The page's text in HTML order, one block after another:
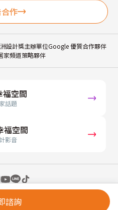
諮詢
作
設計獎主辦單位Google 優質合作夥伴
家頻道策略夥伴
空間
話題
福空間
影音
Space Co., Ltd.